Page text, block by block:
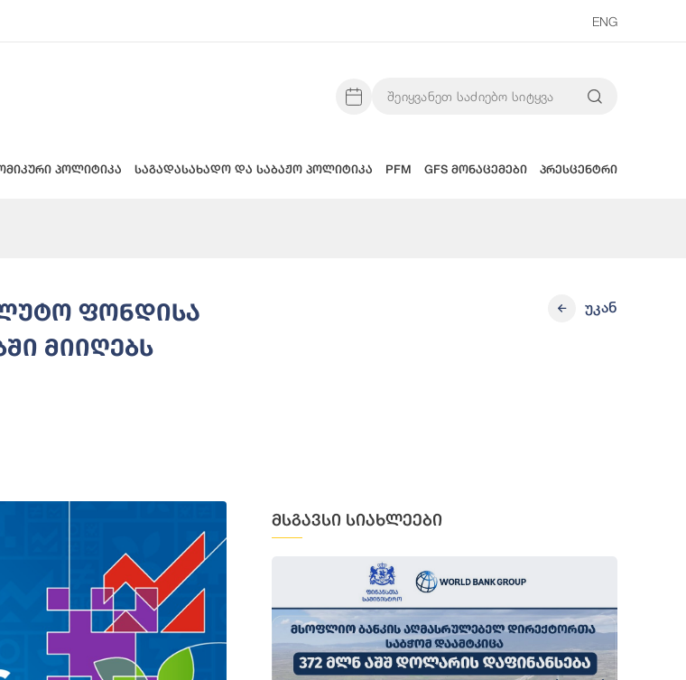
ENG
პოლიტიკა საგადასახადო და საბაჟო პოლიტიკა PFM GFS მონაცემები პრესცენტრი
ფონდისა
მიიღებს
უკან
მსგავსი სიახლეები